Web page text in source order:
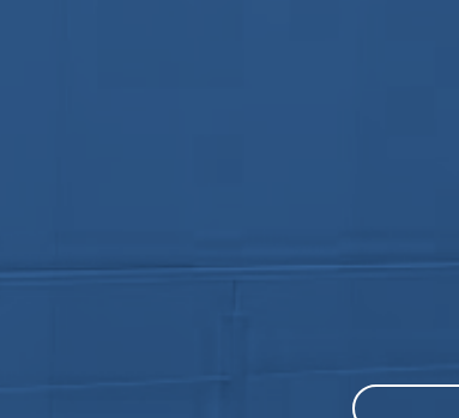
Search